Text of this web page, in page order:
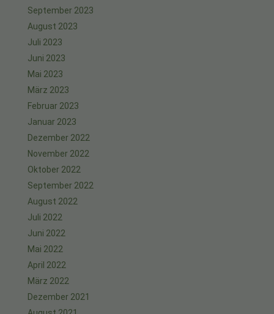
September 2023
August 2023
Juli 2023
Juni 2023
Mai 2023
März 2023
Februar 2023
Januar 2023
Dezember 2022
November 2022
Oktober 2022
September 2022
August 2022
Juli 2022
Juni 2022
Mai 2022
April 2022
März 2022
Dezember 2021